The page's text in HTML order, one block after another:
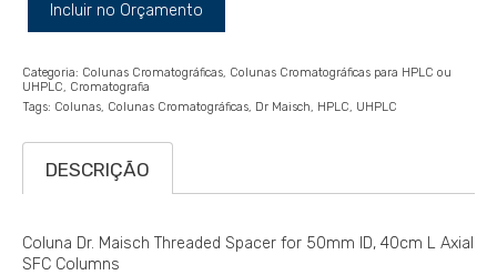
Incluir no Orçamento
Categoria: Colunas Cromatográficas Colunas Cromatográficas para HPLC ou
UHPLC
Cromatografia
Tags: Colunas Colunas Cromatográficas Dr Maisch HPLC UHPLC
DESCRIÇÃO
Coluna Dr. Maisch Threaded Spacer for 50mm ID, 40cm L Axial
SFC Columns